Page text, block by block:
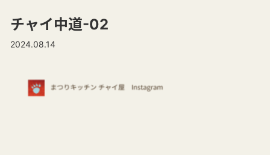
チャイ中道-02
2024.08.14